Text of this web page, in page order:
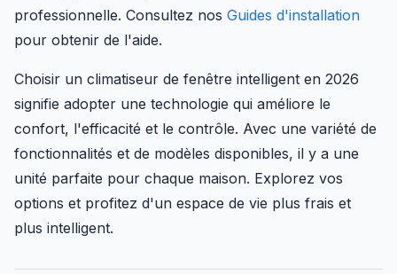
professionnelle. Consultez nos Guides d'installation
pour obtenir de l'aide.
Choisir un climatiseur de fenêtre intelligent en 2026
signifie adopter une technologie qui améliore le
confort, l'efficacité et le contrôle. Avec une variété de
fonctionnalités et de modèles disponibles, il y a une
unité parfaite pour chaque maison. Explorez vos
options et profitez d'un espace de vie plus frais et
plus intelligent.